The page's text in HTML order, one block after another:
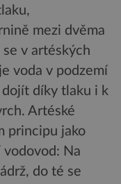
mezi dvěma
v artéských
voda v podzemí
dojít díky tlaku i k
Artéské
principu jako
vodovod: Na
do té se